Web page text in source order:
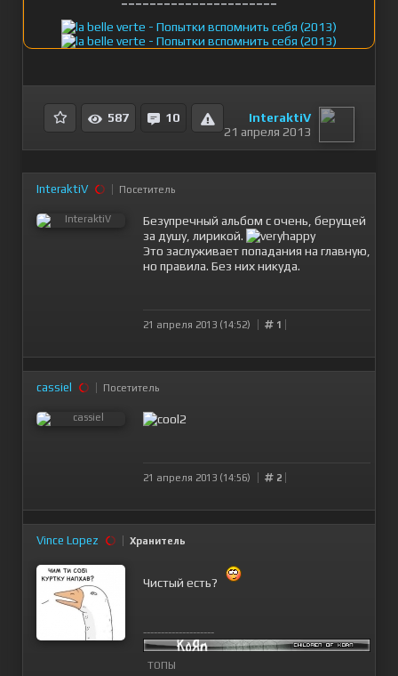
587 10
InteraktiV
21 апреля 2013
InteraktiV Посетитель
Безупречный альбом с очень, берущей
за душу, лирикой.
Это заслуживает попадания на главную,
но правила. Без них никуда.
21 апреля 2013 (14:52) 1
cassiel Посетитель
21 апреля 2013 (14:56) 2
Vince Lopez Хранитель
Чистый есть?
--------------------
ТОПЫ